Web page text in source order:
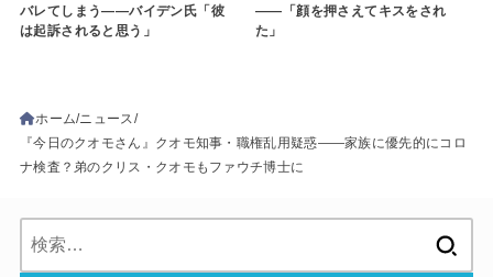
バレてしまう――バイデン氏「彼
は起訴されると思う」
――「顔を押さえてキスをされ
た」
ホーム ニュース
『今日のクオモさん』クオモ知事・職権乱用疑惑――家族に優先的にコロ
ナ検査？弟のクリス・クオモもファウチ博士に